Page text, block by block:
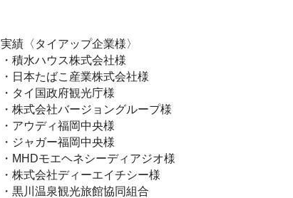
実績〈タイアップ企業様〉
・積水ハウス株式会社様
・日本たばこ産業株式会社様
・タイ国政府観光庁様
・株式会社バージョングループ様
・アウディ福岡中央様
・ジャガー福岡中央様
・MHDモエヘネシーディアジオ様
・株式会社ディーエイチシー様
・黒川温泉観光旅館協同組合